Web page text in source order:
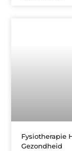
Fysiotherapie
Gezondheid